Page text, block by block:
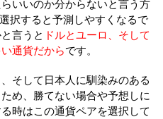
いいのか分からないと言う方
択すると予測しやすくなるで
言うと ドルとユーロ、そして
通貨だからです。
そして日本人に馴染みのある
め、勝てない場合や予想しに
時はこの通貨ペアを選択して